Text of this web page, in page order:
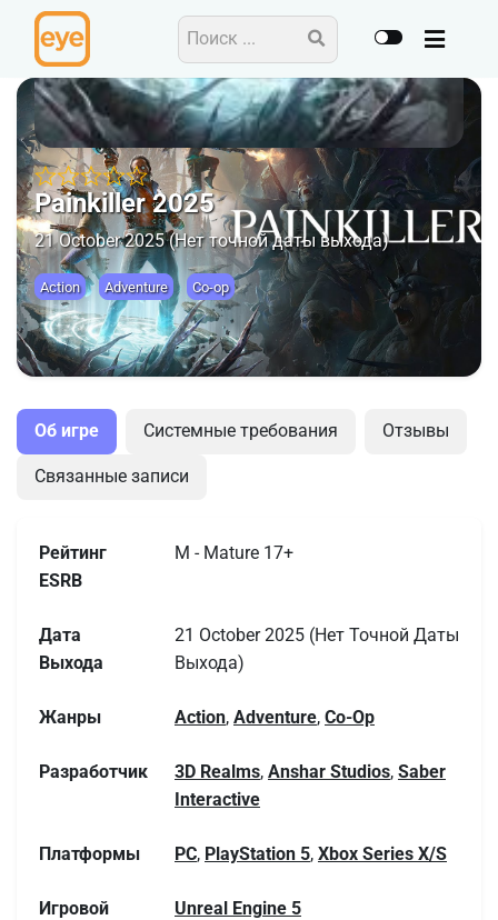
Painkiller 2025
21 October 2025 (Нет точной даты выхода)
Action Adventure Co-op
Об игре Системные требования Отзывы
Связанные записи
Рейтинг
ESRB
M - Mature 17+
Дата
Выхода
21 October 2025 (Нет Точной Даты
Выхода)
Жанры Action, Adventure, Co-Op
Разработчик 3D Realms, Anshar Studios, Saber
Interactive
Платформы PC, PlayStation 5, Xbox Series X/S
Игровой
Unreal Engine 5